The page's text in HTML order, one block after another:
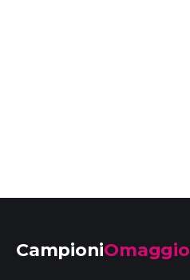
CampioniOmaggio